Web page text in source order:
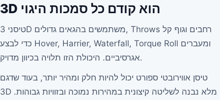
3D הוא קודם כל סמכות היגוי
טיסני 3D משתמשים בהגאים גדולים, Throws רחבים וגוף קל
כדי לבצע Hover, Harrier, Waterfall, Torque Roll ומעברים
אגרסיביים. היכולת הזו תלויה בכיוון מדויק.
טיסן אווירובטי ספורט יכול להיות חלק ומהיר יותר, בעוד שדגם
3D מלא נבנה לשליטה קיצונית במהירות נמוכה ובזוויות גבוהות.